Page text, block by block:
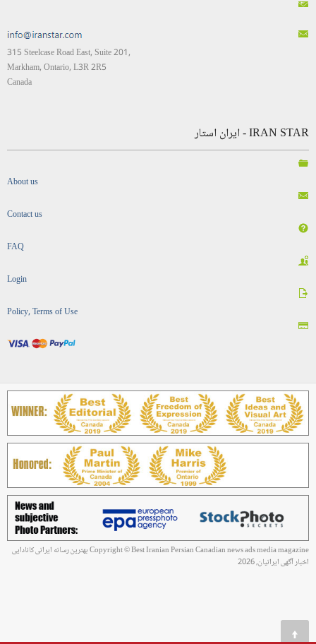
315 Steelcase Road East, Suite 201,
Markham, Ontario, L3R 2R5
Canada
IRAN STAR - ایران استار
About us
Contact us
FAQ
Login
Policy, Terms of Use
Copyright © Best Iranian Persian Canadian news ads media magazine بهترین رسانه ایرانی کانادایی
اخبار آگهی ایرانیان, 2026